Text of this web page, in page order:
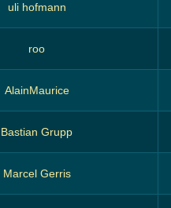
uli hofmann
roo
AlainMaurice
Bastian Grupp
Marcel Gerris